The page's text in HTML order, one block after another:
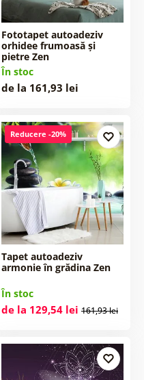
Fototapet autoadeziv
orhidee frumoasă și
pietre Zen
În stoc
de la 161,93 lei
Reducere -20%
Tapet autoadeziv
armonie în grădina Zen
În stoc
de la 129,54 lei 161,93 lei